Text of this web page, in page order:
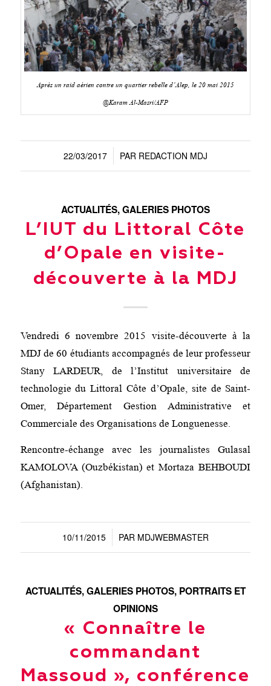
Après un raid aérien contre un quartier rebelle d’Alep, le 20 mai 2015
@Karam Al-Masri/AFP
22/03/2017
/ PAR REDACTION MDJ
ACTUALITÉS,GALERIES PHOTOS
L’IUT du Littoral Côte
d’Opale en visite-
découverte à la MDJ
Vendredi 6 novembre 2015 visite-découverte à la
MDJ de 60 étudiants accompagnés de leur professeur
Stany LARDEUR, de l’Institut universitaire de
technologie du Littoral Côte d’Opale, site de Saint-
Omer, Département Gestion Administrative et
Commerciale des Organisations de Longuenesse.
Rencontre-échange avec les journalistes Gulasal
KAMOLOVA (Ouzbékistan) et Mortaza BEHBOUDI
(Afghanistan).
10/11/2015
/ PAR MDJWEBMASTER
ACTUALITÉS,GALERIES PHOTOS, PORTRAITS ET
OPINIONS
« Connaître le
commandant
Massoud », conférence